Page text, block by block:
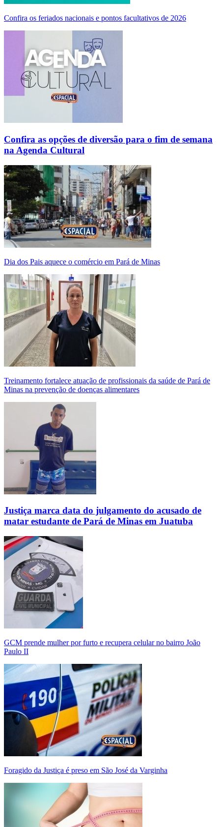
Confira os feriados nacionais e pontos facultativos de 2026
Confira as opções de diversão para o fim de semana
na Agenda Cultural
Dia dos Pais aquece o comércio em Pará de Minas
Treinamento fortalece atuação de profissionais da saúde de Pará de
Minas na prevenção de doenças alimentares
Justiça marca data do julgamento do acusado de
matar estudante de Pará de Minas em Juatuba
GCM prende mulher por furto e recupera celular no bairro João
Paulo II
Foragido da Justiça é preso em São José da Varginha